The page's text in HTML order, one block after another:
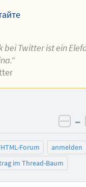
bei Twitter ist ein
–
Forum
anmelden
im Thread-Baum